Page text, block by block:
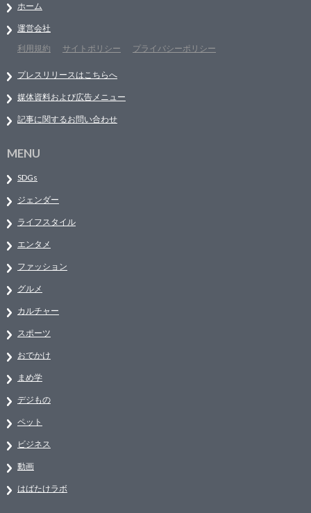
ホーム
運営会社
利用規約
サイトポリシー プライバシーポリシー
プレスリリースはこちらへ
媒体資料および広告メニュー
記事に関するお問い合わせ
MENU
SDGs
ジェンダー
ライフスタイル
エンタメ
ファッション
グルメ
カルチャー
スポーツ
おでかけ
まめ学
デジもの
ペット
ビジネス
動画
はばたけラボ